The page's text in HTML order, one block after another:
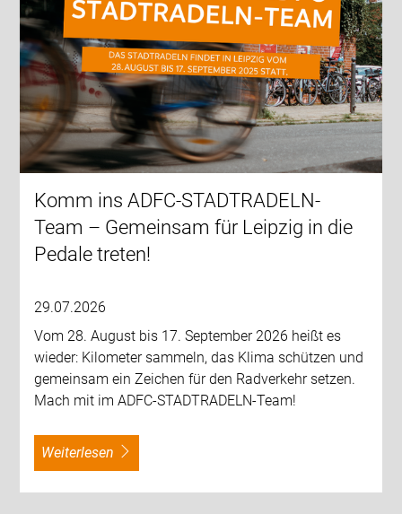
Komm ins ADFC-STADTRADELN-
Team – Gemeinsam für Leipzig in die
Pedale treten!
29.07.2026
Vom 28. August bis 17. September 2026 heißt es
wieder: Kilometer sammeln, das Klima schützen und
gemeinsam ein Zeichen für den Radverkehr setzen.
Mach mit im ADFC-STADTRADELN-Team!
weiterlesen